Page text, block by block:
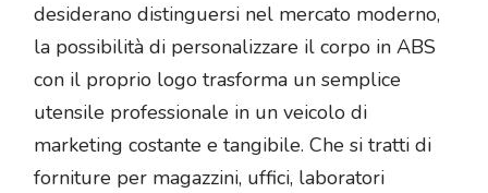
desiderano distinguersi nel mercato moderno,
la possibilità di personalizzare il corpo in ABS
con il proprio logo trasforma un semplice
utensile professionale in un veicolo di
marketing costante e tangibile. Che si tratti di
forniture per magazzini, uffici, laboratori